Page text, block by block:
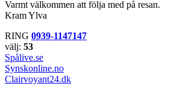
Varmt välkommen att följa med på resan.
Kram Ylva
RING 0939-1147147
välj: 53
Spålive.se
Synskonline.no
Clairvoyant24.dk